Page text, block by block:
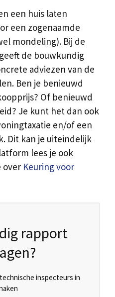
een huis laten
een zogenaamde
mondeling). Bij de
de bouwkundig
adviezen van de
Ben je benieuwd
Of benieuwd
Je kunt het dan ook
en/of een
Dit kan je uiteindelijk
lees je ook
over Keuring voor
rapport
inspecteurs in